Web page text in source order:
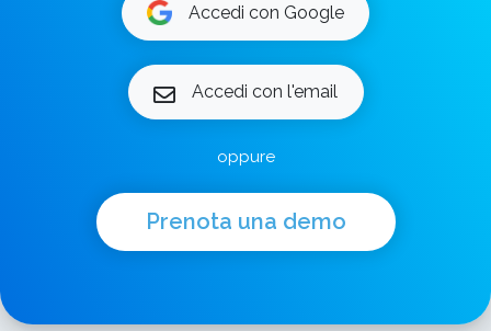
Accedi con Google
Accedi con l'email
oppure
Prenota una demo